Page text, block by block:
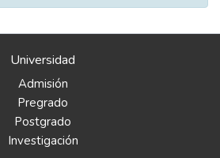
Universidad
Admisión
Pregrado
Postgrado
Investigación